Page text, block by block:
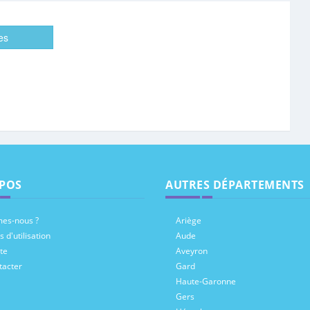
nous ?
d'utilisation
AUTRES DÉPARTEMENTS
Ariège
Aude
Aveyron
Gard
Haute-Garonne
Gers